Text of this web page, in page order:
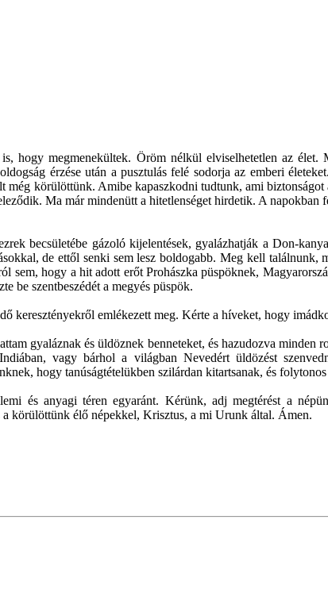
hogy megmenekültek. Öröm nélkül elviselhetetlen az élet.
érzése után a pusztulás felé sodorja az emberi
körülöttünk. Amibe kapaszkodni tudtunk, ami
Ma már mindenütt a hitetlenséget hirdetik. A
becsületébe gázoló kijelentések, gyalázhatják a Don-
de ettől senki sem lesz boldogabb. Meg kell találnunk,
hogy a hit adott erőt Prohászka püspöknek,
be szentbeszédét a megyés püspök.
keresztényekről emlékezett meg. Kérte a híveket, hogy
gyaláznak és üldöznek benneteket, és hazudozva minden
vagy bárhol a világban Nevedért üldözést
hogy tanúságtételükben szilárdan kitartsanak, és folytonos
és anyagi téren egyaránt. Kérünk, adj megtérést a
a körülöttünk élő népekkel, Krisztus, a mi Urunk által. Ámen.